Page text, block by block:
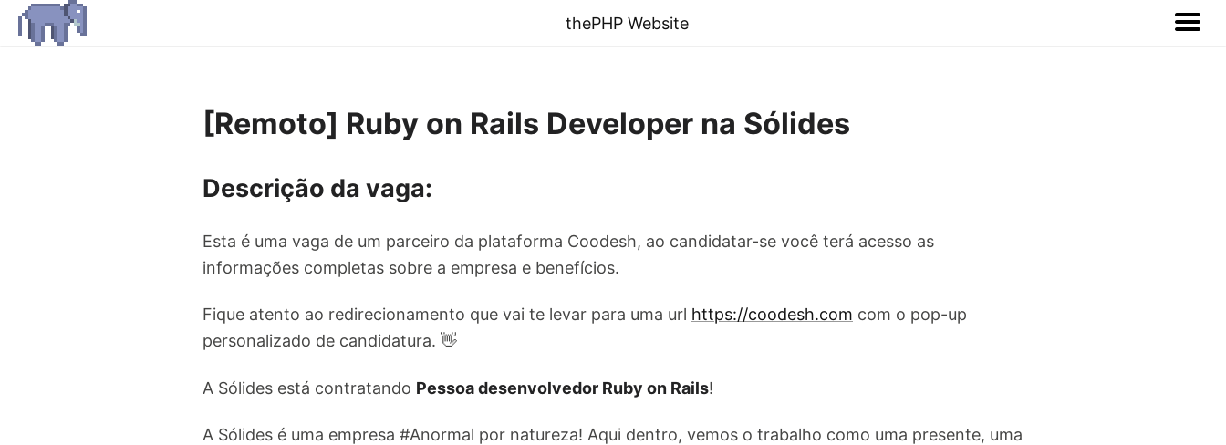
thePHP Website
[Remoto] Ruby on Rails Developer na Sólides
Descrição da vaga:
Esta é uma vaga de um parceiro da plataforma Coodesh, ao candidatar-se você terá acesso as
informações completas sobre a empresa e benefícios.
Fique atento ao redirecionamento que vai te levar para uma url https://coodesh.com com o pop-up
personalizado de candidatura. 👋
A Sólides está contratando Pessoa desenvolvedor Ruby on Rails!
A Sólides é uma empresa #Anormal por natureza! Aqui dentro, vemos o trabalho como uma presente, uma